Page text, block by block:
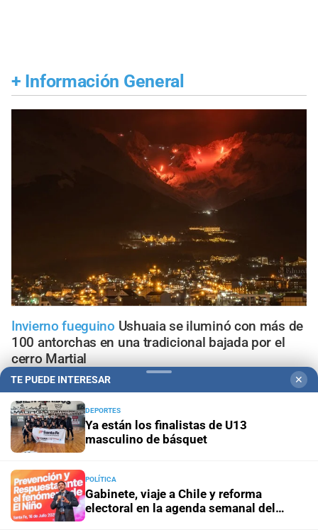
+ Información General
Invierno fueguino Ushuaia se iluminó con más de
100 antorchas en una tradicional bajada por el
cerro Martial
Tenencia responsable
en Santa Fe: qué exige la ley, qué debe hacer el dueño y
cómo actuar ante un ataque
permanece cerrado por la nieve y crece la preocupación
de los camioneros por las pérdidas
TE PUEDE INTERESAR ✕
DEPORTES
Ya están los finalistas de U13
masculino de básquet
POLÍTICA
Gabinete, viaje a Chile y reforma
electoral en la agenda semanal del